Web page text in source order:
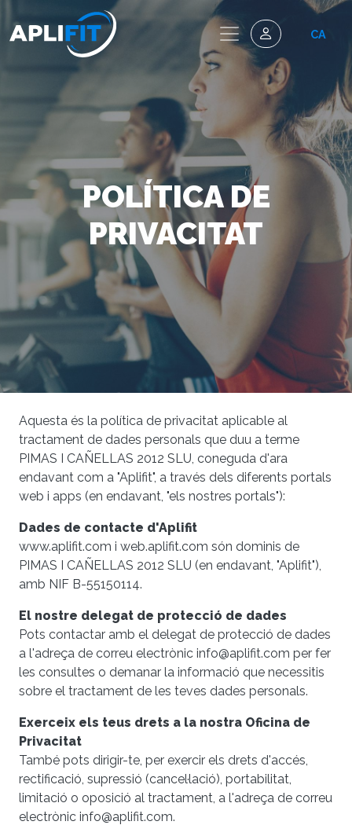
CA
POLÍTICA DE
PRIVACITAT
Aquesta és la política de privacitat aplicable al
tractament de dades personals que duu a terme
PIMAS I CAÑELLAS 2012 SLU, coneguda d'ara
endavant com a "Aplifit", a través dels diferents portals
web i apps (en endavant, "els nostres portals"):
Dades de contacte d'Aplifit
www.aplifit.com i web.aplifit.com són dominis de
PIMAS I CAÑELLAS 2012 SLU (en endavant, "Aplifit"),
amb NIF B-55150114.
El nostre delegat de protecció de dades
Pots contactar amb el delegat de protecció de dades
a l'adreça de correu electrònic info@aplifit.com per fer
les consultes o demanar la informació que necessitis
sobre el tractament de les teves dades personals.
Exerceix els teus drets a la nostra Oficina de
Privacitat
També pots dirigir-te, per exercir els drets d'accés,
rectificació, supressió (cancel·lació), portabilitat,
limitació o oposició al tractament, a l'adreça de correu
electrònic info@aplifit.com.